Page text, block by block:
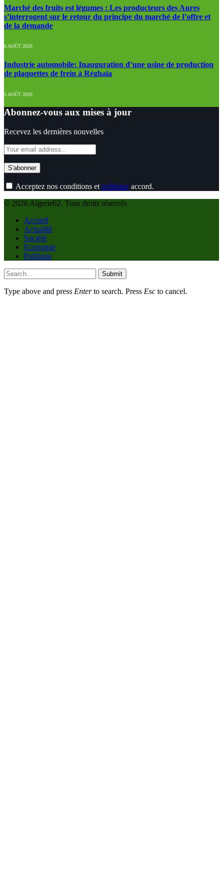
Marché des fruits est légumes : Les producteurs des Aures
s’interrogent sur le retour du principe du marché de l’offre et
de la demande
6 AOÛT 2026
Industrie automobile: Inauguration d’une usine de production
de plaquettes de frein à Réghaïa
5 AOÛT 2026
Abonnez-vous aux mises à jour
Recevez les dernières nouvelles
Acceptez nos conditions et politique accord.
© 2026 Algerie62. Tous droits réservés
Accueil
Actualité
Société
Economie
Politique
Submit
Type above and press Enterto search. Press Esc to cancel.